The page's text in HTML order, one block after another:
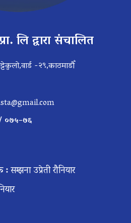
लि द्वारा संचालित
-२९,काठमाडौँ
०७५–७६
:सम्झना उप्रेती रौनियार